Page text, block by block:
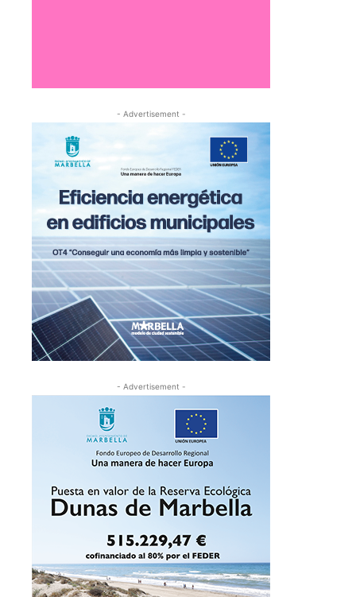
- Advertisement -
- Advertisement -